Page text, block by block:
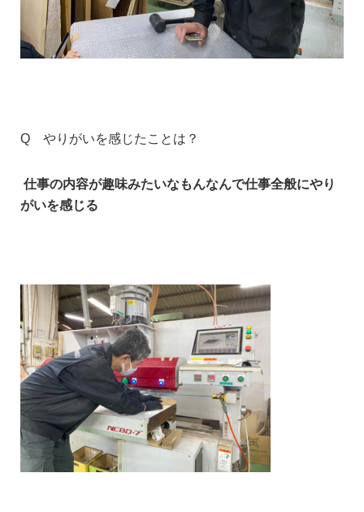
Q やりがいを感じたことは？
仕事の内容が趣味みたいなもんなんで仕事全般にやり
がいを感じる